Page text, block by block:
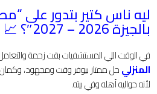
ليه ناس كتير بتدور على
بالجيزة 2026 – 2027″؟ 📈
في الوقت اللي المستشفيات بقت زحمة
المنزليحل ممتاز بيوفر وقت ومجهود،
لأنه حواليه أهله وفي بيته.